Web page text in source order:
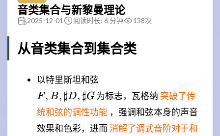
音类集合与新黎曼理论
2025-12-01 阅读时长: 6 分钟 138次
从音类集合到集合类
以特里斯坦和弦
{F,B,
\sharp
D,
\sharp
F, B,♯D, ♯G为标志，瓦格纳 突破了传
统和弦的调性功能 ，强调和弦本身的声音
效果和色彩，进而消解了调式音阶对于和